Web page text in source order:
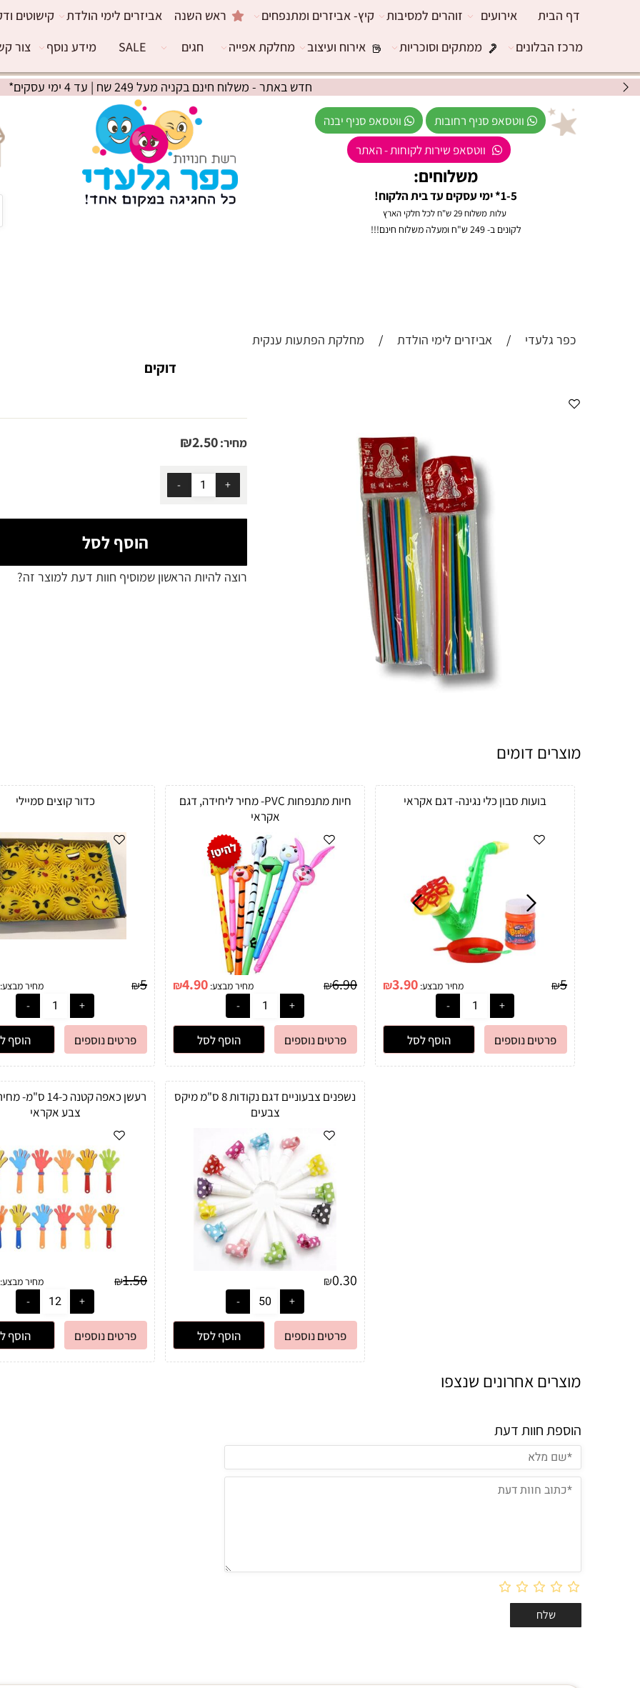
חדש באתר - משלוח חינם בקניה מעל 249 שח | עד 4 ימי עסקים*
ווטסאפ סניף רחובות
ווטסאפ סניף יבנה
ווטסאפ שירות לקוחות - האתר
משלוחים:
1-5* ימי עסקים עד בית הלקוח!
עלות משלוח 29 ש"ח לכל חלקי הארץ
לקונים ב- 249 ש"ח ומעלה משלוח חינם!!!
דף הבית אירועים זוהרים למסיבות קיץ- אביזרים ומתנפחים ראש השנה אביזרים לימי הולדת
קישוטים
מרכז הבלונים
ממתקים וסוכריות אירוח ועיצוב מחלקת אפייה חגים SALE מידע נוסף צור
כפר גלעדי / אביזרים לימי הולדת / מחלקת הפתעות ענקית
דוקים
מחיר: ₪2.50
הוסף לסל
רוצה להיות הראשון שמוסיף חוות דעת למוצר זה?
מוצרים דומים
בועות סבון כלי נגינה- דגם אקראי
₪5 מחיר מבצע: ₪3.90
פרטים נוספים הוסף לסל
חיות מתנפחות PVC- מחיר ליחידה, דגם
אקראי
₪6.90 מחיר מבצע: ₪4.90
פרטים נוספים הוסף לסל
כדור קוצים סמיילי
₪5 מחיר
פרטים נוספים הוסף
נשפנים צבעוניים דגם נקודות 8 ס"מ מיקס
צבעים
₪0.30
פרטים נוספים הוסף לסל
רעשן כאפה קטנה כ-
צבע אקראי
₪1.50 מחיר
פרטים נוספים הוסף
מוצרים אחרונים שנצפו
הוספת חוות דעת